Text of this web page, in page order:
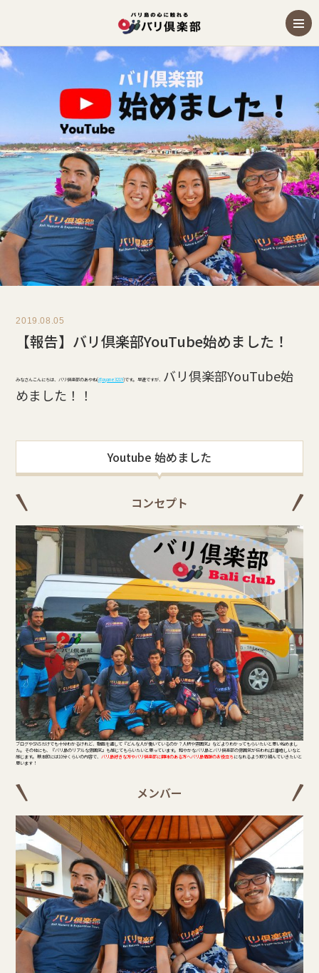
2019.08.05
【報告】バリ倶楽部YouTube始めました！
みなさんこんにちは、バリ倶楽部のあやね(@ayane3219)です。 早速ですが、 バリ倶楽部YouTube始
めました！！
Youtube 始めました
コンセプト
ブログやSNSだけでも十分わかるけれど、動画を通して『どんな人が働いているのか？人柄や雰囲気』などよりわかってもらいたいと思い始めまし
た。 その他にも、『バリ島のリアルな雰囲気』も感じてもらいたいと思っています。 和やかなバリ島とバリ倶楽部の雰囲気が伝われば1番嬉しいなと
感じます。 基本的には10分くらいの内容で、 バリ島好きな方やバリ倶楽部に興味のある方へバリ島情報のお役立ちになれるよう取り組んでいきたいと
思います！
メンバー